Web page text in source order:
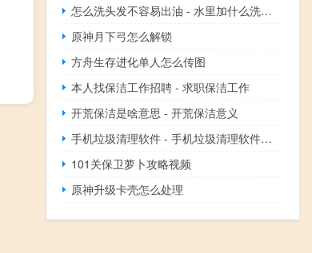
怎么洗头发不容易出油 - 水里加什么洗头发不油
原神月下弓怎么解锁
方舟生存进化单人怎么传图
本人找保洁工作招聘 - 求职保洁工作
开荒保洁是啥意思 - 开荒保洁意义
手机垃圾清理软件 - 手机垃圾清理软件排行榜
101关保卫萝卜攻略视频
原神升级卡壳怎么处理